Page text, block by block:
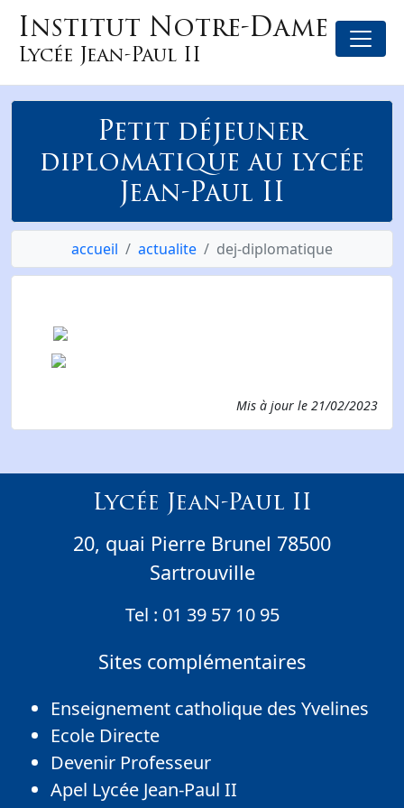
Institut Notre-Dame
Lycée Jean-Paul II
Petit déjeuner
diplomatique au lycée
Jean-Paul II
accueil actualite dej-diplomatique
Mis à jour le 21/02/2023
Sites complémentaires
Enseignement catholique des Yvelines
Ecole Directe
Devenir Professeur
Apel Lycée Jean-Paul II
Lycée Jean-Paul II
20, quai Pierre Brunel 78500
Sartrouville
Tel : 01 39 57 10 95